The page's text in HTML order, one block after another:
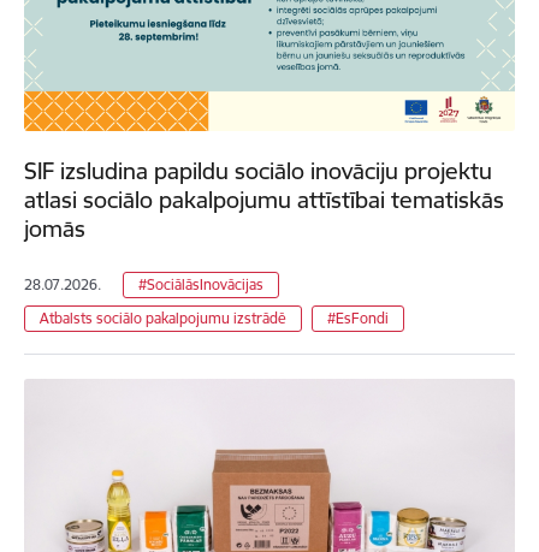
SIF izsludina papildu sociālo inovāciju projektu
atlasi sociālo pakalpojumu attīstībai tematiskās
jomās
28.07.2026.
#SociālāsInovācijas
Atbalsts sociālo pakalpojumu izstrādē
#EsFondi